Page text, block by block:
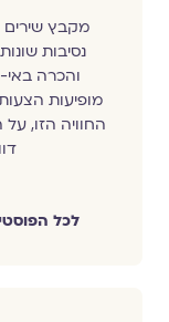
מקבץ
נסיבות
והכרה
מופיעות
החוויה הזו, על
לכל